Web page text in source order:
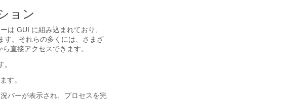
ョン
は GUI に組み込まれており、
す。それらの多くには、さまざ
直接アクセスできます。
す。
バーが表示され、プロセスを完